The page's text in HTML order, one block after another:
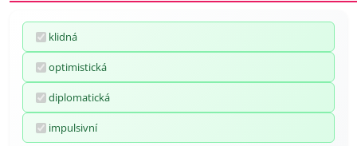
klidná
optimistická
diplomatická
impulsivní